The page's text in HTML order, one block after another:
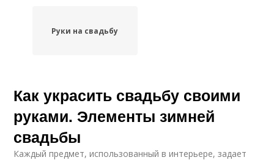
Руки на свадьбу
Как украсить свадьбу своими
руками. Элементы зимней
свадьбы
Каждый предмет, использованный в интерьере, задает